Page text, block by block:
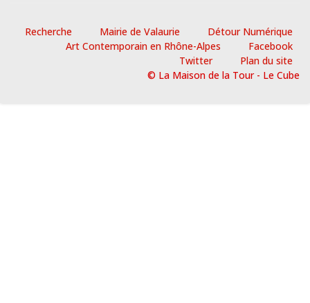
Recherche Mairie de Valaurie
Détour Numérique
Art Contemporain en Rhône-Alpes
Facebook
Twitter
Plan du site
© La Maison de la Tour - Le Cube